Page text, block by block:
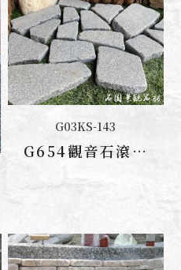
聯絡我們G03KS-143
G654觀音石滾圓
亂片